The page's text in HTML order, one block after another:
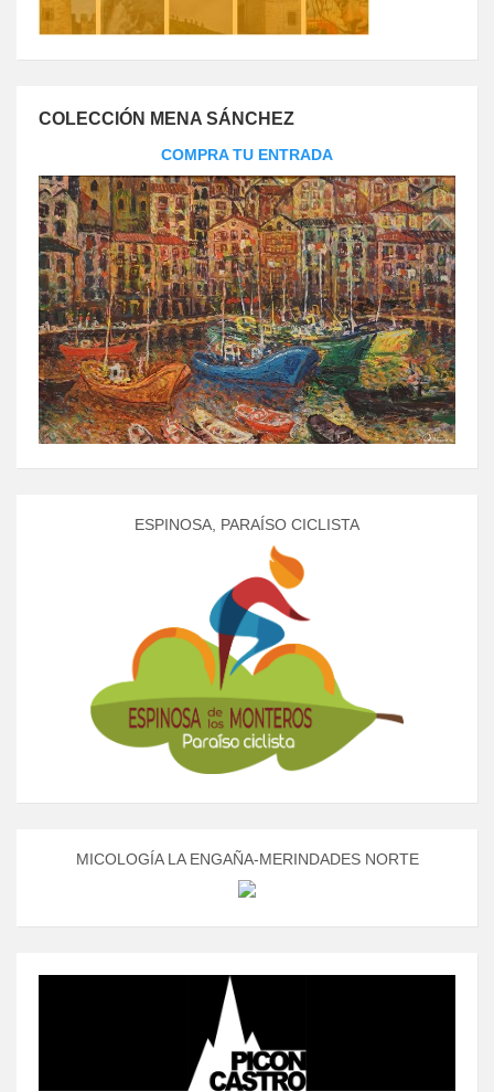
COLECCIÓN MENA SÁNCHEZ
COMPRA TU ENTRADA
ESPINOSA, PARAÍSO CICLISTA
MICOLOGÍA LA ENGAÑA-MERINDADES NORTE